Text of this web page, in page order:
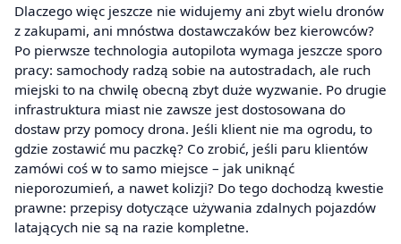
Dlaczego więc jeszcze nie widujemy ani zbyt wielu dronów
z zakupami, ani mnóstwa dostawczaków bez kierowców?
Po pierwsze technologia autopilota wymaga jeszcze sporo
pracy: samochody radzą sobie na autostradach, ale ruch
miejski to na chwilę obecną zbyt duże wyzwanie. Po drugie
infrastruktura miast nie zawsze jest dostosowana do
dostaw przy pomocy drona. Jeśli klient nie ma ogrodu, to
gdzie zostawić mu paczkę? Co zrobić, jeśli paru klientów
zamówi coś w to samo miejsce – jak uniknąć
nieporozumień, a nawet kolizji? Do tego dochodzą kwestie
prawne: przepisy dotyczące używania zdalnych pojazdów
latających nie są na razie kompletne.